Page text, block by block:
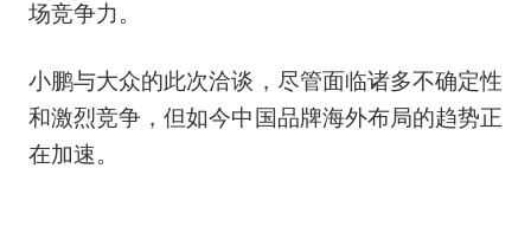
场竞争力。
小鹏与大众的此次洽谈，尽管面临诸多不确定性
和激烈竞争，但如今中国品牌海外布局的趋势正
在加速。